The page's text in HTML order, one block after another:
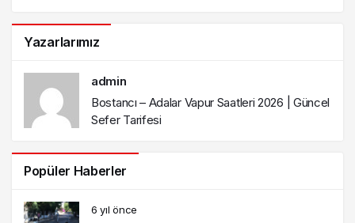
Yazarlarımız
admin
Bostancı – Adalar Vapur Saatleri 2026 | Güncel
Sefer Tarifesi
Popüler Haberler
6 yıl önce